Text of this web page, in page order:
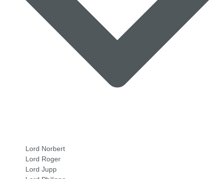
Lord Norbert
Lord Roger
Lord Jupp